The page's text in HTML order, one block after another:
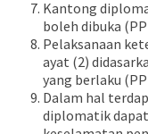
Kantong
boleh dibuka
Pelaksanaan
ayat (2)
yang berlaku
Dalam hal
diplomatik